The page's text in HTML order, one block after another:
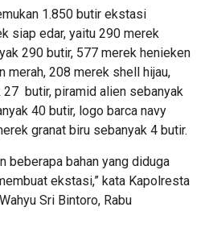
1.850 butir ekstasi
siap edar, yaitu 290 merek
290 butir, 577 merek henieken
merah, 208 merek shell hijau,
27 butir, piramid alien sebanyak
40 butir, logo barca navy
granat biru sebanyak 4 butir.
beberapa bahan yang diduga
ekstasi,” kata Kapolresta
Sri Bintoro, Rabu